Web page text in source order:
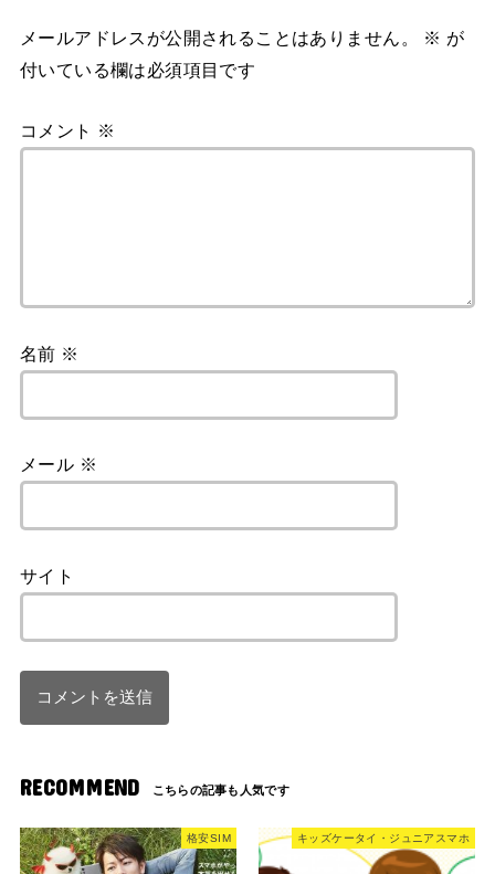
メールアドレスが公開されることはありません。 ※ が
付いている欄は必須項目です
コメント ※
名前 ※
メール ※
サイト
RECOMMEND
格安SIM キッズケータイ・ジュニアスマホ